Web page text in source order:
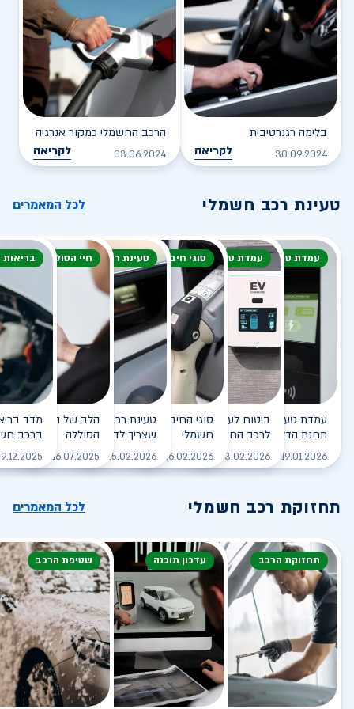
בלימה רגנרטיבית
30.09.2024 לקריאה
הרכב החשמלי כמקור אנרגיה
03.06.2024 לקריאה
טעינת רכב חשמלי לכל המאמרים
עמדת טעינה
עמדת טעינה - הסוף של
תחנת הדלק?
19.01.2026 לקריאה
עמדת טעינה
ביטוח לעמדת טעינה ביתית
לרכב החשמלי
03.02.2026 לקריאה
סוגי חיבור
סוגי החיבורים לטעינת רכב
חשמלי
26.02.2026 לקריאה
טעינת רכב חשמלי
טעינת רכב חשמלי - כל מה
שצריך לדעת
25.02.2026 לקריאה
חיי הסוללה
הלב של הרכב
הסוללה
16.07.2025
ברכב
תחזוקת רכב חשמלי לכל המאמרים
תחזוקת הרכב עדכון תוכנה שטיפת הרכב